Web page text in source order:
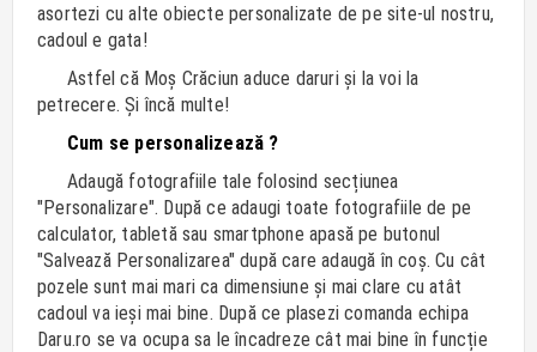
asortezi cu alte obiecte personalizate de pe site-ul nostru,
cadoul e gata!
Astfel că Moș Crăciun aduce daruri și la voi la
petrecere. Și încă multe!
Cum se personalizează ?
Adaugă fotografiile tale folosind secțiunea
"Personalizare". După ce adaugi toate fotografiile de pe
calculator, tabletă sau smartphone apasă pe butonul
"Salvează Personalizarea" după care adaugă în coș. Cu cât
pozele sunt mai mari ca dimensiune și mai clare cu atât
cadoul va ieși mai bine. După ce plasezi comanda echipa
Daru.ro se va ocupa sa le încadreze cât mai bine în funcție